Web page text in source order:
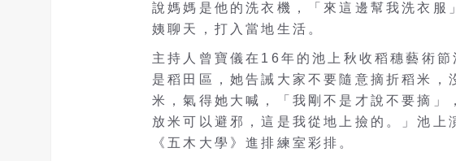
說媽媽是他的洗衣機，「來這邊幫我洗衣服
姨聊天，打入當地生活。
主持人曾寶儀在16年的池上秋收稻穗藝術
是稻田區，她告誡大家不要隨意摘折稻米，
米，氣得她大喊，「我剛不是才說不要摘」
放米可以避邪，這是我從地上撿的。」池上
《五木大學》進排練室彩排。